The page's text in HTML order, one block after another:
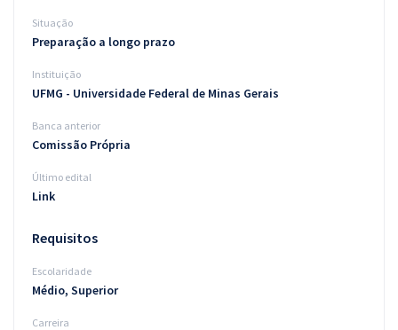
Conteúdo gratuito
Blog
Situação
Preparação a longo prazo
Instituição
UFMG - Universidade Federal de Minas Gerais
Banca anterior
Comissão Própria
Último edital
Link
Requisitos
Escolaridade
Médio, Superior
Carreira